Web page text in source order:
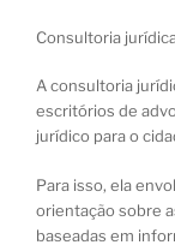
Consultoria
A consultoria
escritórios de
jurídico para o
Para isso, ela
orientação sobre
baseadas em